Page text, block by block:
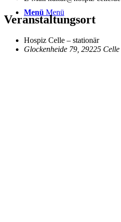
Menü Menü
Veranstaltungsort
Hospiz Celle – stationär
Glockenheide 79, 29225 Celle